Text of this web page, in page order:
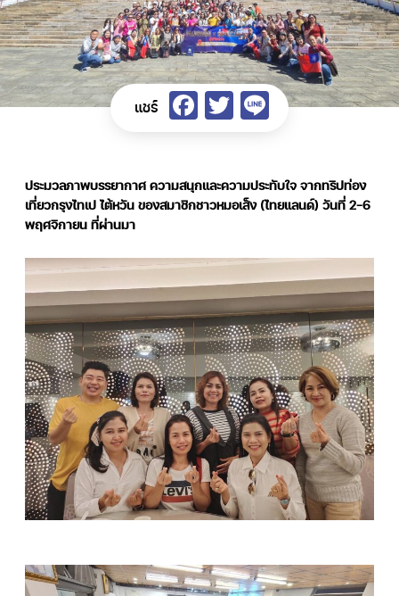
แชร์ Facebook
Twitter
Line
ประมวลภาพบรรยากาศ ความสนุกและความประทับใจ จากทริปท่อง
เที่ยวกรุงไทเป ไต้หวัน ของสมาชิกชาวหมอเส็ง (ไทยแลนด์) วันที่ 2-6
พฤศจิกายน ที่ผ่านมา